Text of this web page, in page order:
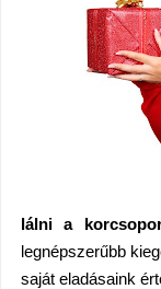
lálni a
legnépszerűbb
saját eladásaink